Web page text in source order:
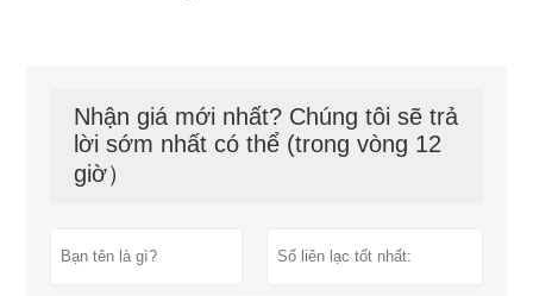
Nhận giá mới nhất? Chúng tôi sẽ trả
lời sớm nhất có thể (trong vòng 12
giờ）